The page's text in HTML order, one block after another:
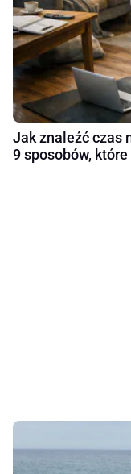
Jak znaleźć czas
9 sposobów,